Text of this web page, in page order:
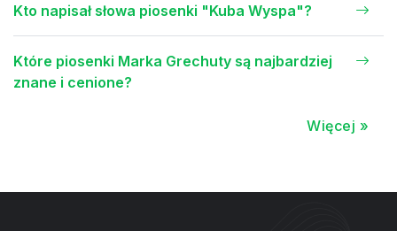
Kto napisał słowa piosenki "Kuba Wyspa"?
Które piosenki Marka Grechuty są najbardziej
znane i cenione?
Więcej »